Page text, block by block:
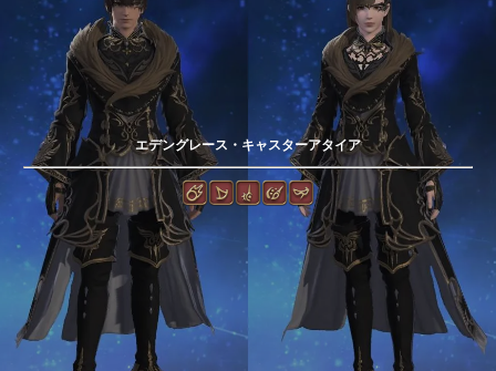
エデングレース・キャスターアタイア